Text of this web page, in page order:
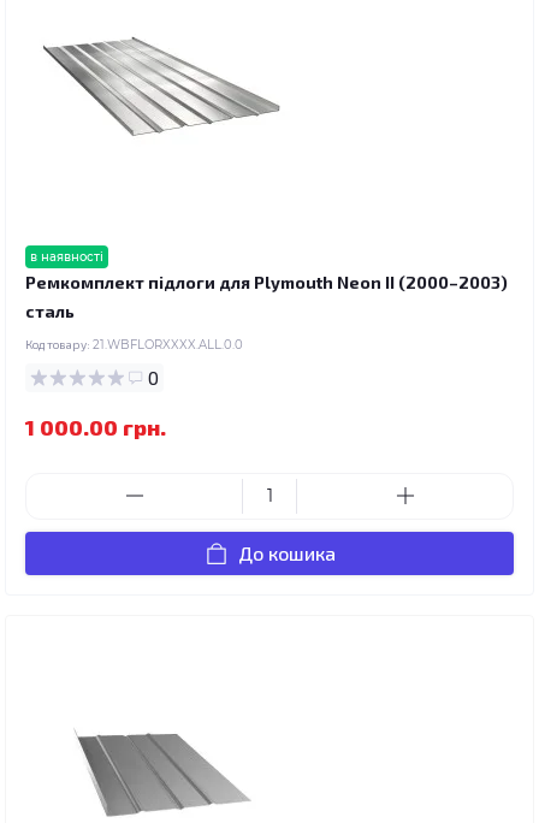
в наявності
Ремкомплект підлоги для Plymouth Neon II (2000–2003)
сталь
Код товару: 21.WBFLORXXXX.ALL.0.0
0
1 000.00 грн.
До кошика